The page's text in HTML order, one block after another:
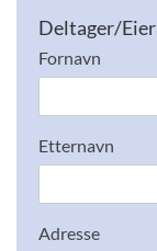
OM OSS
LES & LÆR
Deltager/Eier
Fornavn
Etternavn
Adresse